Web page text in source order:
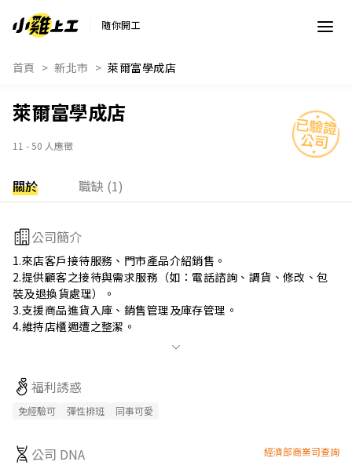
隨你開工
首頁 新北市 萊爾富學成店
萊爾富學成店
11 - 50 人應徵
關於 職缺 (1)
公司簡介
1.來店客戶接待服務、門市產品介紹銷售。
2.提供顧客之接待與需求服務（如：電話諮詢、調貨、修改、包
裝及退換貨處理）。
3.支援商品進貨入庫、銷售管理及庫存管理。
4.維持店櫃週遭之整潔。
5.負責每日銷售結算及報表統計作業。
福利誘惑
免經驗可 彈性排班 同事可愛
公司 DNA 經濟部商業司查詢